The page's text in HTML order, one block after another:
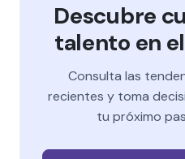
Descubre
talento en
Consulta las
recientes y toma
tu próximo